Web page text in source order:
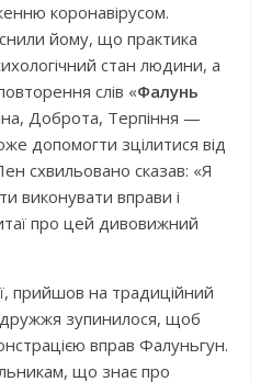
коронавірусом.
йому, що практика
стан людини, а
слів «Фалунь
Доброта, Терпіння —
допомогти зцілитися від
схвильовано сказав: «Я
виконувати вправи і
про цей дивовижний
прийшов на традиційний
зупинилося, щоб
вправ Фалуньгун.
що знає про